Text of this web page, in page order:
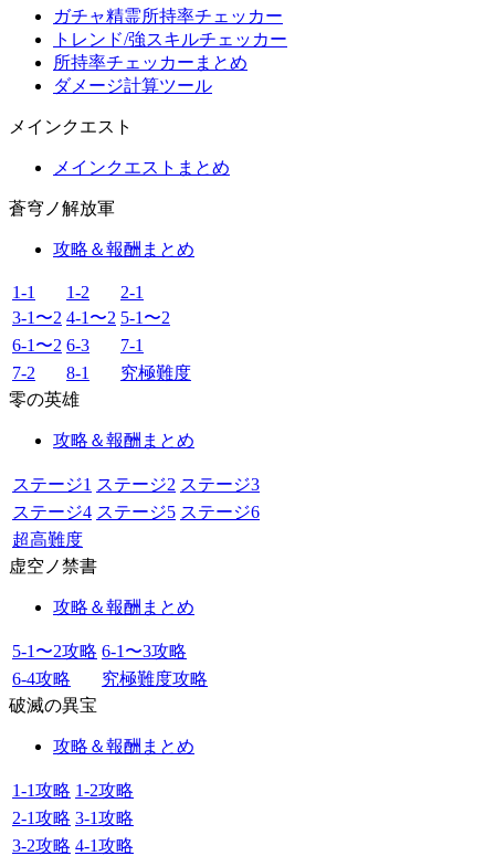
ガチャ精霊所持率チェッカー
トレンド/強スキルチェッカー
所持率チェッカーまとめ
ダメージ計算ツール
メインクエスト
メインクエストまとめ
蒼穹ノ解放軍
攻略＆報酬まとめ
1-1 1-2
2-1
3-1〜2 4-1〜2 5-1〜2
6-1〜2 6-3
7-1
7-2
8-1
究極難度
零の英雄
攻略＆報酬まとめ
ステージ1 ステージ2 ステージ3
ステージ4 ステージ5 ステージ6
超高難度
虚空ノ禁書
攻略＆報酬まとめ
5-1〜2攻略 6-1〜3攻略
6-4攻略
究極難度攻略
破滅の異宝
攻略＆報酬まとめ
1-1攻略 1-2攻略
2-1攻略 3-1攻略
3-2攻略 4-1攻略